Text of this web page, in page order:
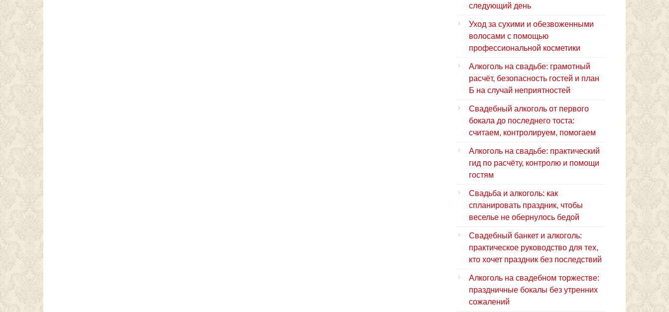
следующий день
Уход за сухими и обезвоженными
волосами с помощью
профессиональной косметики
Алкоголь на свадьбе: грамотный
расчёт, безопасность гостей и план
Б на случай неприятностей
Свадебный алкоголь от первого
бокала до последнего тоста:
считаем, контролируем, помогаем
Алкоголь на свадьбе: практический
гид по расчёту, контролю и помощи
гостям
Свадьба и алкоголь: как
спланировать праздник, чтобы
веселье не обернулось бедой
Свадебный банкет и алкоголь:
практическое руководство для тех,
кто хочет праздник без последствий
Алкоголь на свадебном торжестве:
праздничные бокалы без утренних
сожалений